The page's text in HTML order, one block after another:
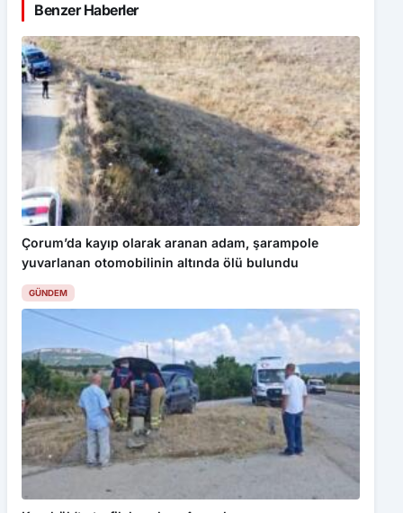
Benzer Haberler
Çorum’da kayıp olarak aranan adam, şarampole
yuvarlanan otomobilinin altında ölü bulundu
GÜNDEM